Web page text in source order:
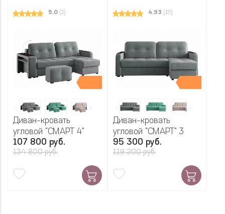
5.0 (2)
Диван-кровать
угловой "СМАРТ 4"
107 800 руб.
134 800 руб.
4.93 (15)
Диван-кровать
угловой "СМАРТ" 3
95 300 руб.
119 200 руб.